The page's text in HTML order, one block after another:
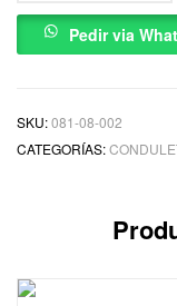
Pedir via
SKU:081-08-002
CATEGORÍAS: